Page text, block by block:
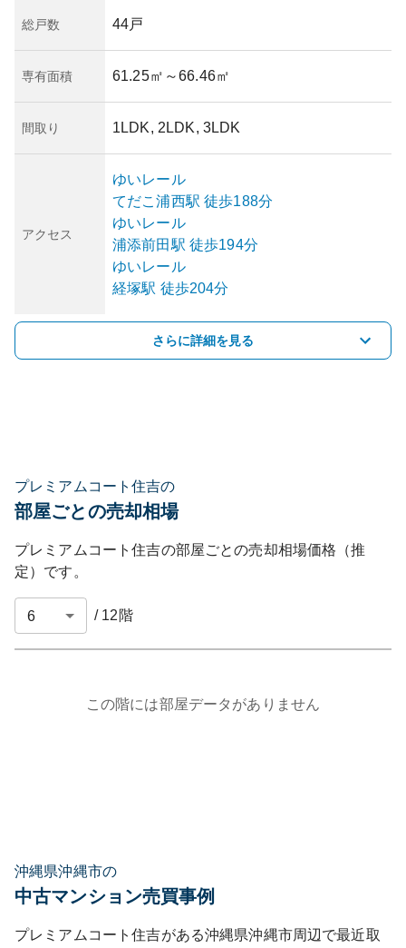
総戸数 44戸
専有面積 61.25㎡ ～66.46㎡
間取り 1LDK, 2LDK, 3LDK
アクセス
ゆいレール
てだこ浦西駅 徒歩188分
ゆいレール
浦添前田 駅 徒歩194分
ゆいレール
経塚駅 徒歩204分
さらに詳細を見る
プレミアムコート住吉の
部屋ごとの売却相場
プレミアムコート住吉の部屋ごとの売却相場価格（推
定）です。
/ 12 階
この階には部屋データがありません
沖縄県沖縄市の
中古マンション売買事例
プレミアムコート住吉がある沖縄県沖縄市周辺で最近取